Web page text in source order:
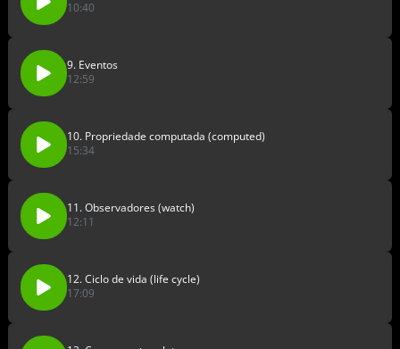
10:40
9. Eventos
12:59
10. Propriedade computada (computed)
15:34
11. Observadores (watch)
12:11
12. Ciclo de vida (life cycle)
17:09